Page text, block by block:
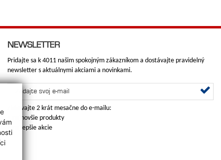
NEWSLETTER
Pridajte sa k 4011 našim spokojným zákazníkom a dostávajte pravidelný
newsletter s aktuálnymi akciami a novinkami.
Získavajte 2 krát mesačne do e-mailu:
najnovšie produkty
najlepšie akcie